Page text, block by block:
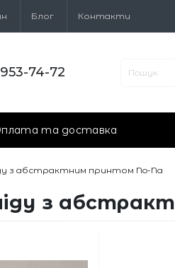
Блог Контакти
74-72
та доставка
з абстрактним принтом No-Na
з